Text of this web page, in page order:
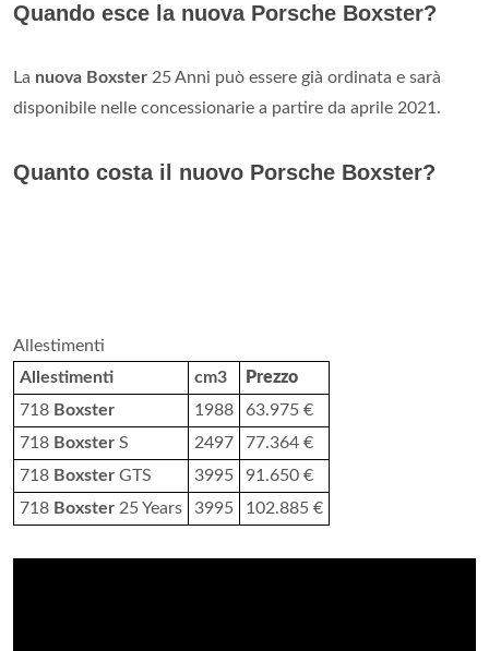
Quando esce la nuova Porsche Boxster?
La nuova Boxster 25 Anni può essere già ordinata e sarà
disponibile nelle concessionarie a partire da aprile 2021.
Quanto costa il nuovo Porsche Boxster?
Allestimenti
Allestimenti
cm3
Prezzo
718 Boxster 1988
63.975 €
718 Boxster S 2497
77.364 €
718 Boxster GTS 3995
91.650 €
718 Boxster 25 Years 3995 102.885 €